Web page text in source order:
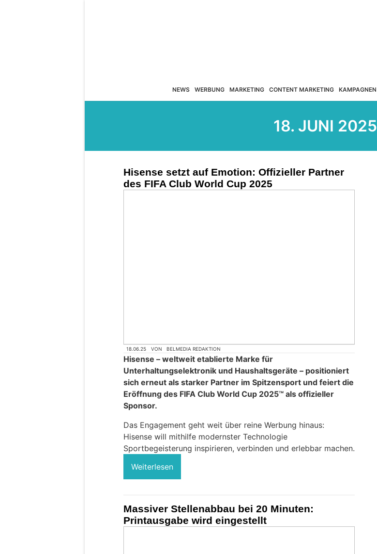
NEWS WERBUNG MARKETING CONTENT MARKETING KAMPAGNEN
18. JUNI 2025
Hisense setzt auf Emotion: Offizieller Partner
des FIFA Club World Cup 2025
18.06.25 VON BELMEDIA REDAKTION
Hisense – weltweit etablierte Marke für
Unterhaltungselektronik und Haushaltsgeräte – positioniert
sich erneut als starker Partner im Spitzensport und feiert die
Eröffnung des FIFA Club World Cup 2025™ als offizieller
Sponsor.
Das Engagement geht weit über reine Werbung hinaus:
Hisense will mithilfe modernster Technologie
Sportbegeisterung inspirieren, verbinden und erlebbar machen.
Weiterlesen
Massiver Stellenabbau bei 20 Minuten:
Printausgabe wird eingestellt